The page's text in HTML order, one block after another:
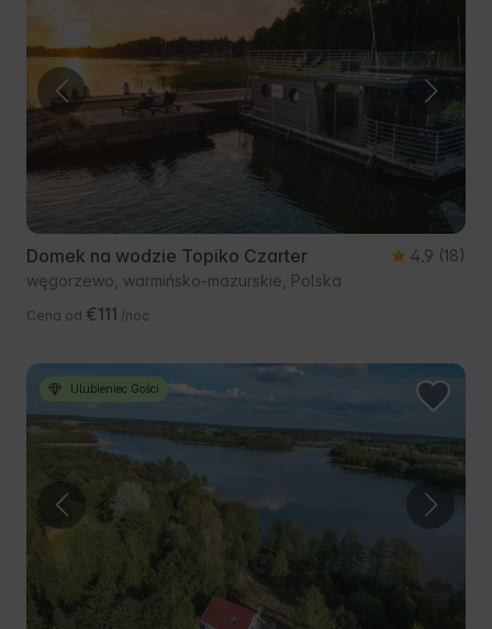
Domek na wodzie Topiko Czarter 4.9 (18)
węgorzewo, warmińsko-mazurskie, Polska
Cena od €111 /noc
Ulubieniec Gości